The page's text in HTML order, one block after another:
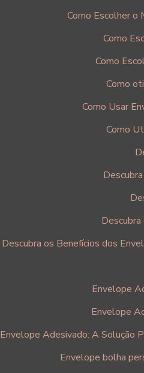
Como Escolher o
Como
Como
Como
Como Usar
Como
Descubra os Benefícios dos
Envelope
Envelope
Envelope Adesivado: A Solução
Envelope bolha